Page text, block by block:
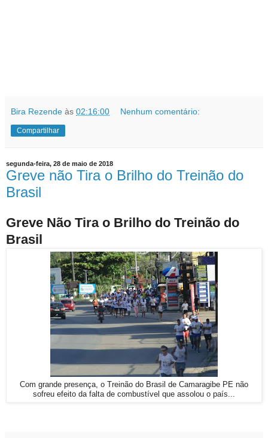
Bira Rezende às 02:16:00 Nenhum comentário:
Compartilhar
segunda-feira, 28 de maio de 2018
Greve não Tira o Brilho do Treinão do
Brasil
Greve Não Tira o Brilho do Treinão do
Brasil
Com grande presença, o Treinão do Brasil de Camaragibe PE não
sofreu efeito da falta de combustível que assolou o país...